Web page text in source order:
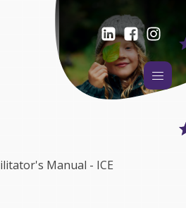
Manual - ICE